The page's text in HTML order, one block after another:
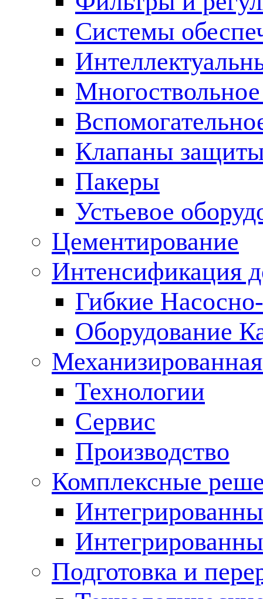
Cистемы
Клапаны
Пакеры
Устьевое
Цементирование
Интенсификация
Гибкие
Оборудование
Технологии
Сервис
Производство
Комплексные
Подготовка и